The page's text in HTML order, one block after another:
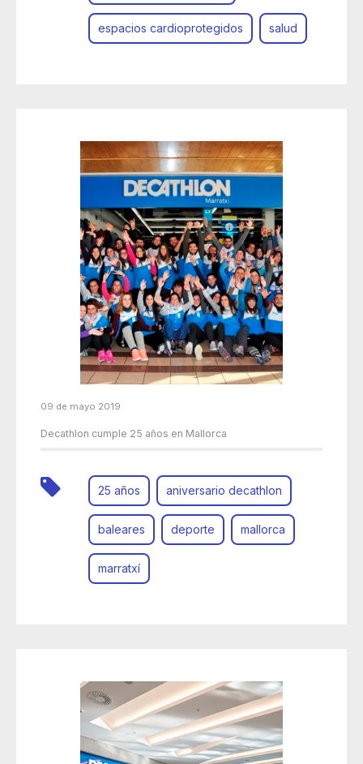
espacios cardioprotegidos salud
09 de mayo 2019
Decathlon cumple 25 años en Mallorca
25 años aniversario decathlon
baleares deporte mallorca
marratxí